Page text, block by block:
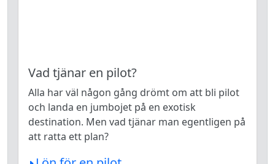
Vad tjänar en pilot?
Alla har väl någon gång drömt om att bli pilot
och landa en jumbojet på en exotisk
destination. Men vad tjänar man egentligen på
att ratta ett plan?